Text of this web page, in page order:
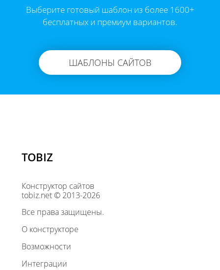
Выберите готовый шаблон из более 1600+
бесплатных и премиум вариантов.
ШАБЛОНЫ САЙТОВ
TOBIZ
Конструктор сайтов
tobiz.net © 2013-2026
Все права защищены.
О конструкторе
Возможности
Интеграции